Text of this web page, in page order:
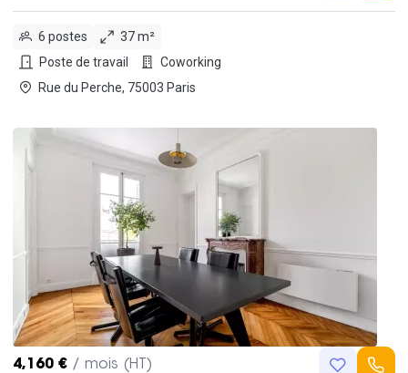
6 postes
37 m²
Poste de travail
Coworking
Rue du Perche, 75003 Paris
4,160 € / mois (HT)